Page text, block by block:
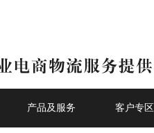
产品及服务 客户专区